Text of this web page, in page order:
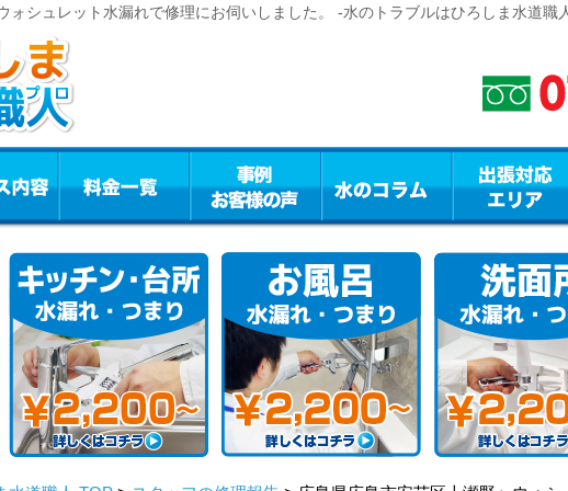
ォシュレット水漏れで修理にお伺いしました。 -水のトラブルはひろしま水道職